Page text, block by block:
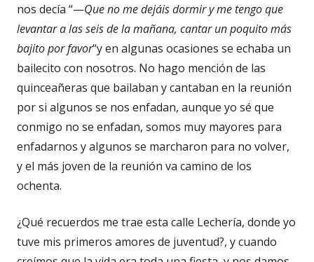
nos decía “—Que no me dejáis dormir y me tengo que
levantar a las seis de la mañana, cantar un poquito más
bajito por favor“y en algunas ocasiones se echaba un
bailecito con nosotros. No hago mención de las
quinceañeras que bailaban y cantaban en la reunión
por si algunos se nos enfadan, aunque yo sé que
conmigo no se enfadan, somos muy mayores para
enfadarnos y algunos se marcharon para no volver,
y el más joven de la reunión va camino de los
ochenta.
¿Qué recuerdos me trae esta calle Lechería, donde yo
tuve mis primeros amores de juventud?, y cuando